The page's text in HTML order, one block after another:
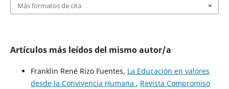
Más formatos de cita
Artículos más leídos del mismo autor/a
Franklin René Rizo Fuentes, La Educación en valores
desde la Convivencia Humana , Revista Compromiso